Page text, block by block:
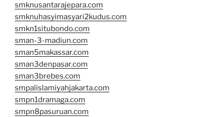
smknusantarajepara.com
smknuhasyimasyari2kudus.com
smkn1situbondo.com
sman-3-madiun.com
sman5makassar.com
sman3denpasar.com
sman3brebes.com
smpalislamiyahjakarta.com
smpn1dramaga.com
smpn8pasuruan.com